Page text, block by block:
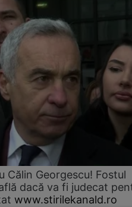
Călin Georgescu! Fostul
dacă va fi judecat
www.stirilekanald.ro